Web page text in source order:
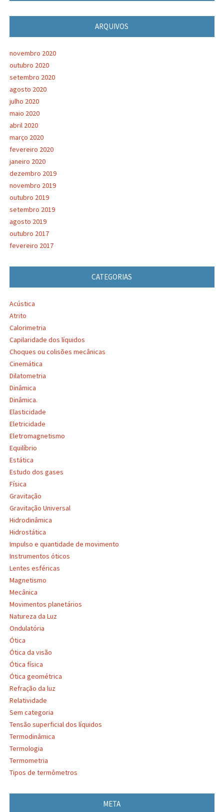
ARQUIVOS
novembro 2020
outubro 2020
setembro 2020
agosto 2020
julho 2020
maio 2020
abril 2020
março 2020
fevereiro 2020
janeiro 2020
dezembro 2019
novembro 2019
outubro 2019
setembro 2019
agosto 2019
outubro 2017
fevereiro 2017
CATEGORIAS
Acústica
Atrito
Calorimetria
Capilaridade dos líquidos
Choques ou colisões mecânicas
Cinemática
Dilatometria
Dinâmica
Dinâmica.
Elasticidade
Eletricidade
Eletromagnetismo
Equilíbrio
Estática
Estudo dos gases
Física
Gravitação
Gravitação Universal
Hidrodinâmica
Hidrostática
Impulso e quantidade de movimento
Instrumentos óticos
Lentes esféricas
Magnetismo
Mecânica
Movimentos planetários
Natureza da Luz
Ondulatória
Ótica
Ótica da visão
Ótica física
Ótica geométrica
Refração da luz
Relatividade
Sem categoria
Tensão superficial dos líquidos
Termodinâmica
Termologia
Termometria
Tipos de termômetros
META